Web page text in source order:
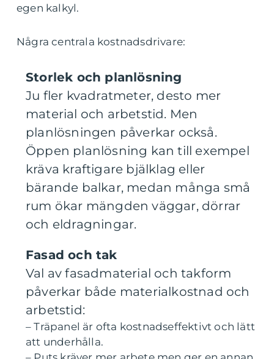
egen kalkyl.
Några centrala kostnadsdrivare:
Storlek och planlösning
Ju fler kvadratmeter, desto mer
material och arbetstid. Men
planlösningen påverkar också.
Öppen planlösning kan till exempel
kräva kraftigare bjälklag eller
bärande balkar, medan många små
rum ökar mängden väggar, dörrar
och eldragningar.
Fasad och tak
Val av fasadmaterial och takform
påverkar både materialkostnad och
arbetstid:
– Träpanel är ofta kostnadseffektivt och lätt
att underhålla.